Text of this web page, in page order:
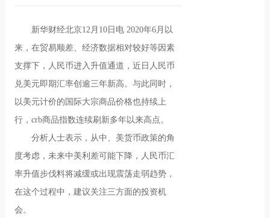
新华财经北京12月10日电 2020年6月以
来，在贸易顺差、经济数据相对较好等因素
支撑下，人民币进入升值通道，近日人民币
兑美元即期汇率创逾三年新高。与此同时，
以美元计价的国际大宗商品价格也持续上
行，crb商品指数连续刷新多年以来高点。
分析人士表示，从中、美货币政策的角
度考虑，未来中美利差可能下降，人民币汇
率升值步伐料将减缓或出现震荡走弱趋势，
在这个过程中，建议关注三方面的投资机
会。